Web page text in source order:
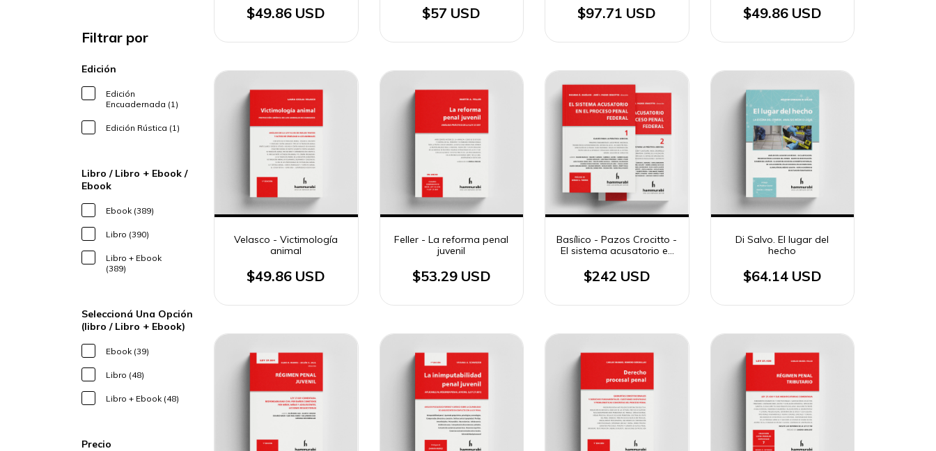
Filtrar por
Edición
Edición
Encuadernada (1)
Edición Rústica (1)
Libro / Libro + Ebook /
Ebook
Ebook (389)
Libro (390)
Libro + Ebook
(389)
Seleccioná Una Opción
(libro / Libro + Ebook)
Ebook (39)
Libro (48)
Libro + Ebook (48)
Precio
$49.86 USD $57 USD $97.71 USD $49.86 USD
Velasco - Victimología
animal
$49.86 USD
Feller - La reforma penal
juvenil
$53.29 USD
Basílico - Pazos Crocitto -
El sistema acusatorio en
$242 USD
Di Salvo. El lugar del
hecho
$64.14 USD